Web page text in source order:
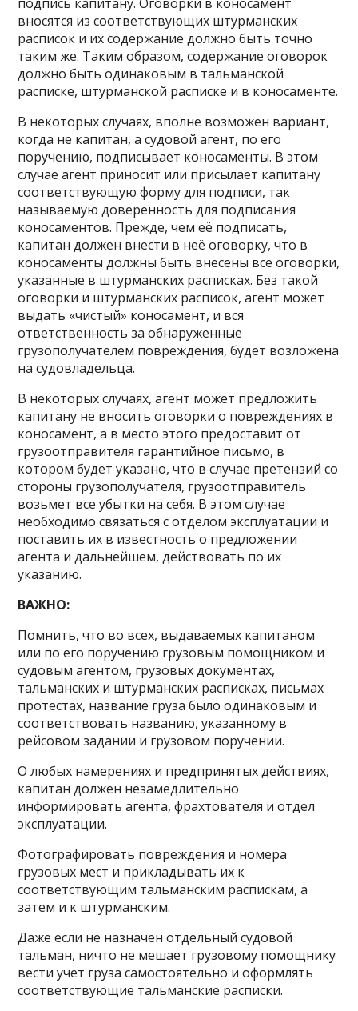
вносятся из соответствующих штурманских
расписок и их содержание должно быть точно
таким же. Таким образом, содержание оговорок
должно быть одинаковым в тальманской
расписке, штурманской расписке и в коносаменте.
В некоторых случаях, вполне возможен вариант,
когда не капитан, а судовой агент, по его
поручению, подписывает коносаменты. В этом
случае агент приносит или присылает капитану
соответствующую форму для подписи, так
называемую доверенность для подписания
коносаментов. Прежде, чем её подписать,
капитан должен внести в неё оговорку, что в
коносаменты должны быть внесены все оговорки,
указанные в штурманских расписках. Без такой
оговорки и штурманских расписок, агент может
выдать «чистый» коносамент, и вся
ответственность за обнаруженные
грузополучателем повреждения, будет возложена
на судовладельца.
В некоторых случаях, агент может предложить
капитану не вносить оговорки о повреждениях в
коносамент, а в место этого предоставит от
грузоотправителя гарантийное письмо, в
котором будет указано, что в случае претензий со
стороны грузополучателя, грузоотправитель
возьмет все убытки на себя. В этом случае
необходимо связаться с отделом эксплуатации и
поставить их в известность о предложении
агента и дальнейшем, действовать по их
указанию.
ВАЖНО:
Помнить, что во всех, выдаваемых капитаном
или по его поручению грузовым помощником и
судовым агентом, грузовых документах,
тальманских и штурманских расписках, письмах
протестах, название груза было одинаковым и
соответствовать названию, указанному в
рейсовом задании и грузовом поручении.
О любых намерениях и предпринятых действиях,
капитан должен незамедлительно
информировать агента, фрахтователя и отдел
эксплуатации.
Фотографировать повреждения и номера
грузовых мест и прикладывать их к
соответствующим тальманским распискам, а
затем и к штурманским.
Даже если не назначен отдельный судовой
тальман, ничто не мешает грузовому помощнику
вести учет груза самостоятельно и оформлять
соответствующие тальманские расписки.